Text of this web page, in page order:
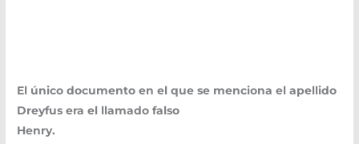
El único documento en el que se menciona el apellido
Dreyfus era el llamado falso
Henry.